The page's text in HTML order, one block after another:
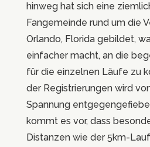
hinweg hat sich eine
Fangemeinde rund um die
Orlando, Florida gebildet,
einfacher macht, an die
für die einzelnen Läufe zu
der Registrierungen wird
Spannung
kommt es vor, dass
Distanzen wie der 5km-